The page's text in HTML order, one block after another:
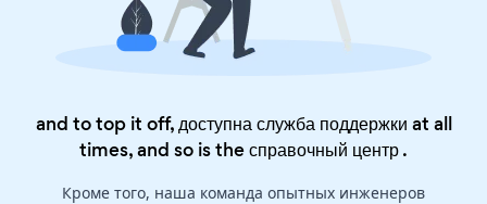
and to top it off, доступна служба поддержки at all
times, and so is theсправочный центр.
Кроме того, наша команда опытных инженеров